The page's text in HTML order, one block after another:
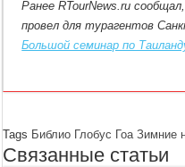
Ранее RTourNews.ru
провел для турагентов
Большой семинар по
Tags Библио Глобус Гоа Зимние
Связанные статьи